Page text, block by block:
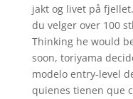
jakt og livet på
du velger over 100
Thinking he would
soon, toriyama
modelo entry-level
quienes tienen que